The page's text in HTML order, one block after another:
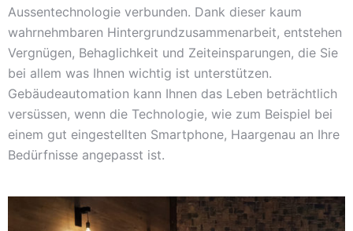
Aussentechnologie verbunden. Dank dieser kaum
wahrnehmbaren Hintergrundzusammenarbeit, entstehen
Vergnügen, Behaglichkeit und Zeiteinsparungen, die Sie
bei allem was Ihnen wichtig ist unterstützen.
Gebäudeautomation kann Ihnen das Leben beträchtlich
versüssen, wenn die Technologie, wie zum Beispiel bei
einem gut eingestellten Smartphone, Haargenau an Ihre
Bedürfnisse angepasst ist.